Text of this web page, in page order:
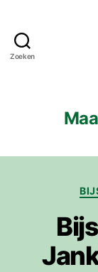
Zoeken